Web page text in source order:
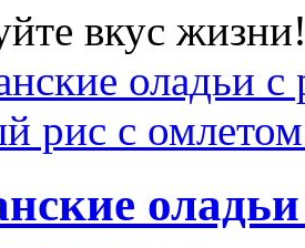
вкус
оладьи с
рис с